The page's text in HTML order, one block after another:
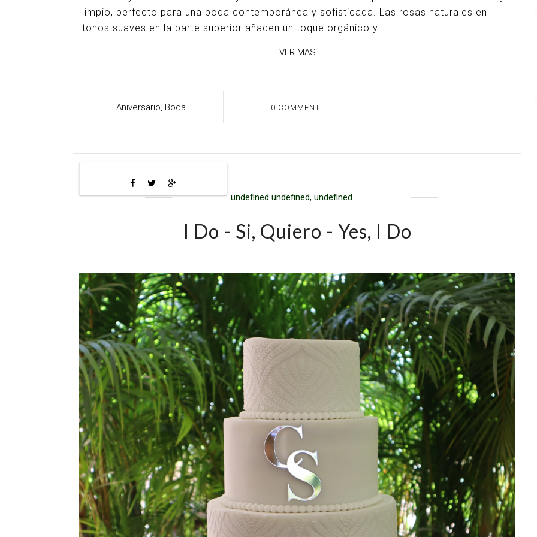
limpio, perfecto para una boda contemporánea y sofisticada. Las rosas naturales en
tonos suaves en la parte superior añaden un toque orgánico y
VER MAS
Aniversario, Boda 0 COMMENT
undefined undefined, undefined
I Do - Si, Quiero - Yes, I Do